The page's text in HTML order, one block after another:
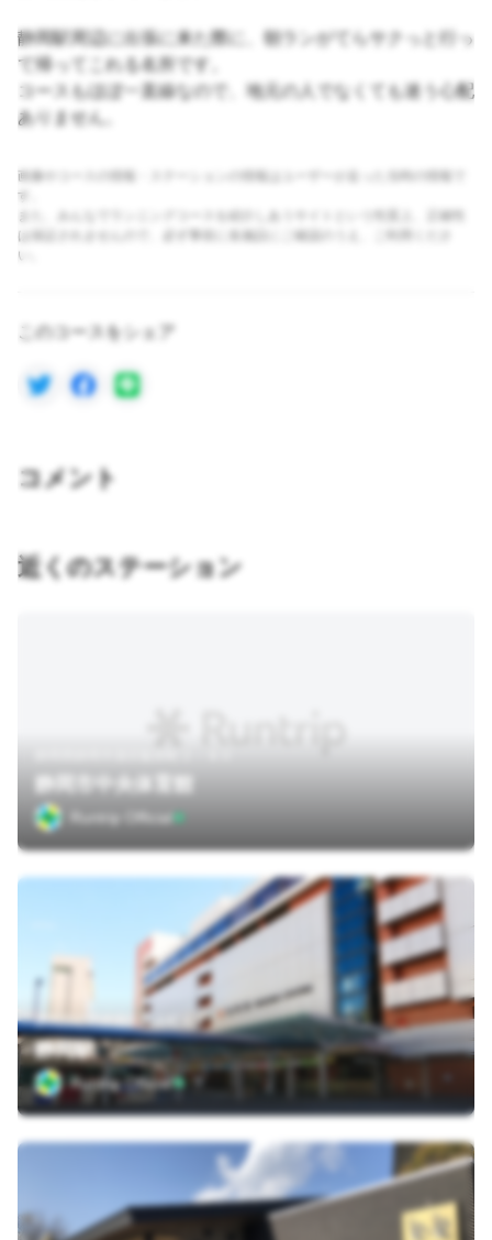
静岡駅周辺に出張に来た際に、朝ランがてらサクっと行っ
て帰ってこれる名所です。
コースもほぼ一直線なので、地元の人でなくても迷う心配
ありません。
画像やコースの情報・ステーションの情報はユーザーが走った当時の情報で
す。
また、みんなでランニングコースを紹介しあうサイトという性質上、正確性
は保証されませんので、必ず事前に各施設にご確認のうえ、ご利用くださ
い。
このコースをシェア
コメント
近くのステーション
静岡市中央体育館
静岡県静岡市葵区黒金町４９
静岡駅
Runtrip Official